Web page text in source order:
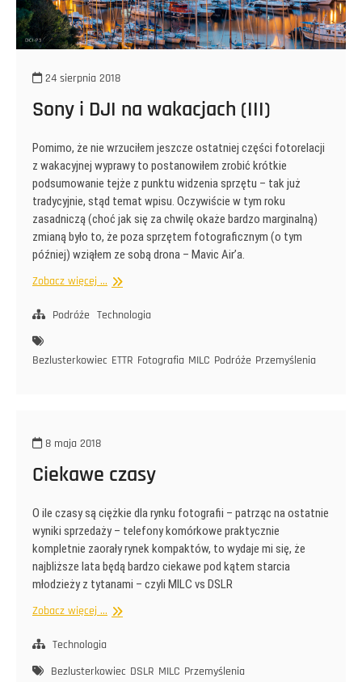
24 sierpnia 2018
Sony i DJI na wakacjach (III)
Pomimo, że nie wrzuciłem jeszcze ostatniej części fotorelacji
z wakacyjnej wyprawy to postanowiłem zrobić krótkie
podsumowanie tejże z punktu widzenia sprzętu – tak już
tradycyjnie, stąd temat wpisu. Oczywiście w tym roku
zasadniczą (choć jak się za chwilę okaże bardzo marginalną)
zmianą było to, że poza sprzętem fotograficznym (o tym
później) wziąłem ze sobą drona – Mavic Air’a.
Zobacz więcej ... Sony
DJI
(III)
Podróże Technologia
Bezlusterkowiec ETTR Fotografia MILC Podróże Przemyślenia
8 maja 2018
Ciekawe czasy
O ile czasy są ciężkie dla rynku fotografii – patrząc na ostatnie
wyniki sprzedaży – telefony komórkowe praktycznie
kompletnie zaorały rynek kompaktów, to wydaje mi się, że
najbliższe lata będą bardzo ciekawe pod kątem starcia
młodzieży z tytanami – czyli MILC vs DSLR
Zobacz więcej ... Ciekawe
Technologia
Bezlusterkowiec DSLR MILC Przemyślenia